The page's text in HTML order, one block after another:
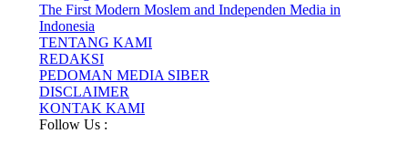
The First Modern Moslem and Independen Media in
Indonesia
TENTANG KAMI
REDAKSI
PEDOMAN MEDIA SIBER
DISCLAIMER
KONTAK KAMI
Follow Us :